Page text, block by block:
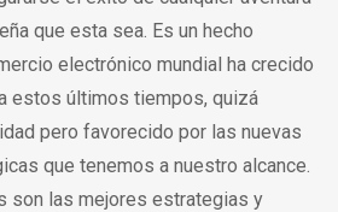
que esta sea. Es un hecho
electrónico mundial ha crecido
estos últimos tiempos, quizá
pero favorecido por las nuevas
que tenemos a nuestro alcance.
son las mejores estrategias y